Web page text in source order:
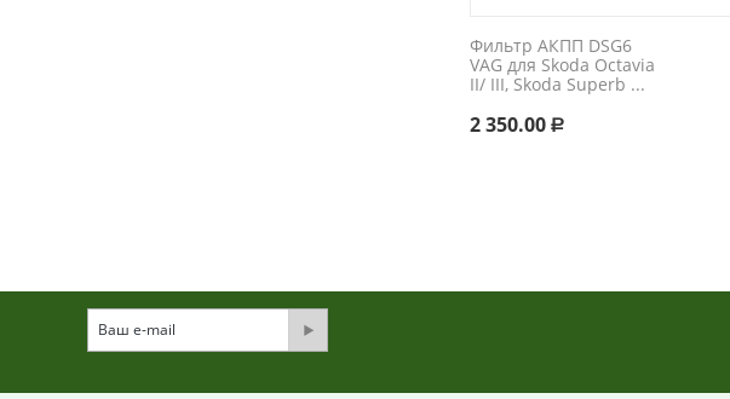
Фильтр АКПП DSG6
VAG для Skoda Octavia
II/ III, Skoda Superb ...
2 350.00 Р